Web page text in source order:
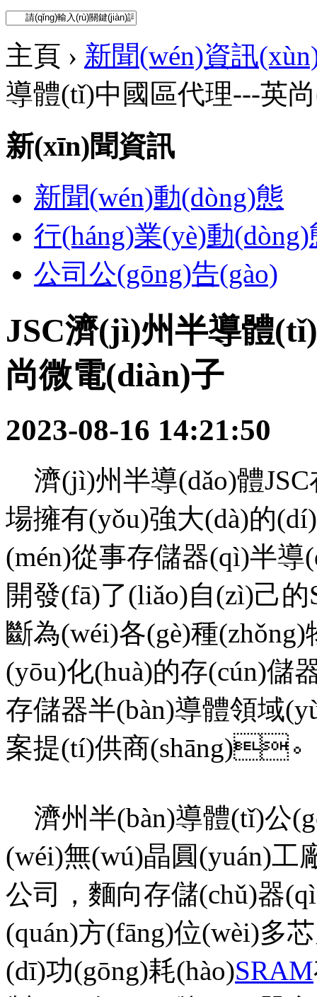
主頁 › 新聞(wén)資訊
導體(tǐ)中國區代理---英
新(xīn)聞資訊
新聞(wén)動(dòng)態
行(háng)業(yè)動
公司公(gōng)告(gào)
JSC濟(jì)州半導體
尚微電(diàn)子
2023-08-16 14:21:50
濟(jì)州半導(dǎo)體JSC
場擁有(yǒu)強大(dà)的
(mén)從事存儲器(qì)半導
開發(fā)了(liǎo)自(zì)己
斷為(wéi)各(gè)種
(yōu)化(huà)的存(cún)儲
存儲器半(bàn)導體領域
案提(tí)供商(shāng)。
濟州半(bàn)導體(tǐ)公
(wéi)無(wú)晶圓(yuán)工
公司，麵向存儲(chǔ)器
(quán)方(fāng)位(wèi)多芯
(dī)功(gōng)耗(hào)SRAM